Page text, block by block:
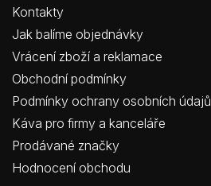
Kontakty
Jak balíme objednávky
Vrácení zboží a reklamace
Obchodní podmínky
Podmínky ochrany osobních údajů
Káva pro firmy a kanceláře
Prodávané značky
Hodnocení obchodu